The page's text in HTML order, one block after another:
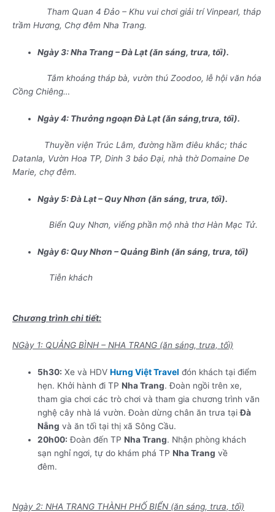
Tham Quan 4 Đảo – Khu vui chơi giải trí Vinpearl, tháp
trầm Hương, Chợ đêm Nha Trang.
Ngày 3: Nha Trang – Đà Lạt (ăn sáng, trưa, tối).
Tắm khoáng tháp bà, vườn thú Zoodoo, lễ hội văn hóa
Cồng Chiêng…
Ngày 4: Thưởng ngoạn Đà Lạt (ăn sáng,trưa, tối).
Thuyền viện Trúc Lâm, đường hầm điêu khắc; thác
Datanla, Vườn Hoa TP, Dinh 3 bảo Đại, nhà thờ Domaine De
Marie, chợ đêm.
Ngày 5: Đà Lạt – Quy Nhơn (ăn sáng, trưa, tối).
Biển Quy Nhơn, viếng phần mộ nhà thơ Hàn Mạc Tử.
Ngày 6: Quy Nhơn – Quảng Bình (ăn sáng, trưa, tối)
Tiễn khách
Chương trình chi tiết:
NGày 1: QUẢNG BÌNH – NHA TRANG (ăn sáng, trưa, tối)
5h30: Xe và HDVHưng Việt Travel đón khách tại điểm
hẹn. Khởi hành đi TPNha Trang. Đoàn ngồi trên xe,
tham gia chơi các trò chơi và tham gia chương trình văn
nghệ cây nhà lá vườn. Đoàn dừng chân ăn trưa tạiĐà
Nẵng và ăn tối tại thị xã Sông Cầu.
20h00: Đoàn đến TPNha Trang. Nhận phòng khách
sạn nghỉ ngơi, tự do khám phá TPNha Trang về
đêm.
Ngày 2: NHA TRANG THÀNH PHỐ BIỂN (ăn sáng, trưa, tối)